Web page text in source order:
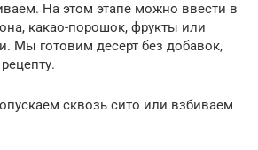
На этом этапе можно ввести в
какао-порошок, фрукты или
Мы готовим десерт без добавок,
сквозь сито или взбиваем